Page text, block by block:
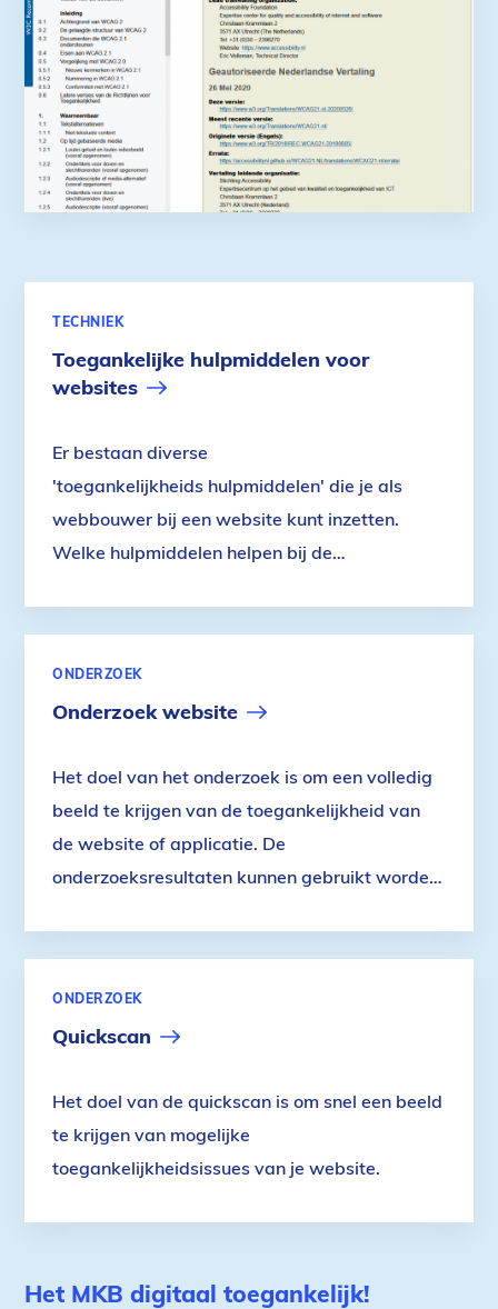
Toegankelijke hulpmiddelen voor
websites
TECHNIEK
Er bestaan diverse
'toegankelijkheids hulpmiddelen' die je als
webbouwer bij een website kunt inzetten.
Welke hulpmiddelen helpen bij de
Onderzoek website
ONDERZOEK
Het doel van het onderzoek is om een volledig
beeld te krijgen van de toegankelijkheid van
de website of applicatie. De
onderzoeksresultaten kunnen gebruikt worden
Quickscan
ONDERZOEK
Het doel van de quickscan is om snel een beeld
te krijgen van mogelijke
toegankelijkheidsissues van je website.
Het MKB digitaal toegankelijk!